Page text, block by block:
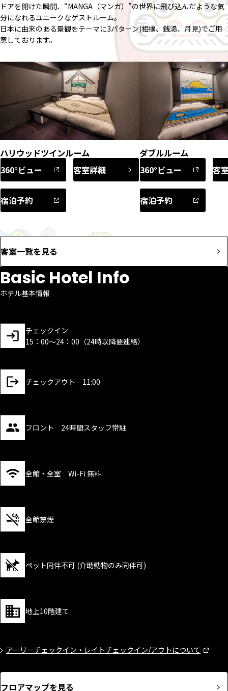
ドアを開けた瞬間、“MANGA（マンガ）”の世界に飛び込んだような気
分になれるユニークなゲストルーム。
日本に由来のある景観をテーマに3パターン(相撲、銭湯、月見)でご用
意しております。
ハリウッドツインルーム
360°ビュー
客室詳細
宿泊予約
ダブルルーム
360°ビュー
客
宿泊予約
客室一覧を見る
Basic Hotel Info
ホテル基本情報
チェックイン
15：00～24：00（24時以降要連絡）
チェックアウト 11:00
フロント 24時間スタッフ常駐
全館・全室 Wi-Fi 無料
全館禁煙
ペット同伴不可 (介助動物のみ同伴可)
地上10階建て
アーリーチェックイン・レイトチェックイン/アウトについて
フロアマップを見る